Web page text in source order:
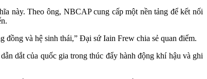
này. Theo ông, NBCAP cung cấp một nền tảng để kết nối
và hệ sinh thái,” Đại sứ Iain Frew chia sẻ quan điểm.
dắt của quốc gia trong thúc đẩy hành động khí hậu và ghi